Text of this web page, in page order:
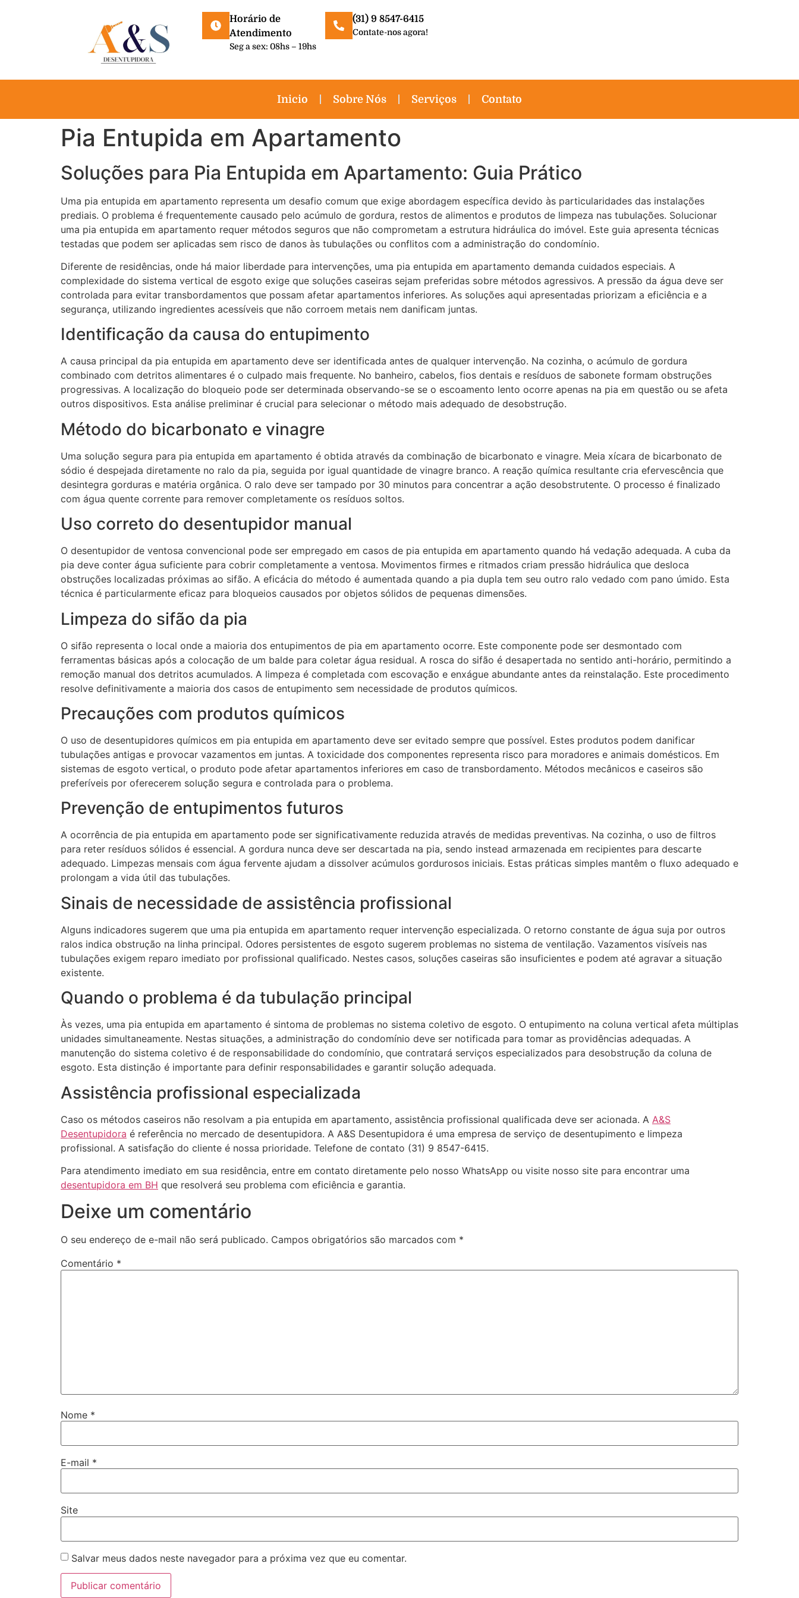
Horário de
Atendimento
Seg a sex: 08hs – 19hs
(31) 9 8547-6415
Contate-nos agora!
Inicio Sobre Nós Serviços Contato
Pia Entupida em Apartamento
Soluções para Pia Entupida em Apartamento: Guia Prático
Uma pia entupida em apartamento representa um desafio comum que exige abordagem específica devido às particularidades das instalações
prediais. O problema é frequentemente causado pelo acúmulo de gordura, restos de alimentos e produtos de limpeza nas tubulações. Solucionar
uma pia entupida em apartamento requer métodos seguros que não comprometam a estrutura hidráulica do imóvel. Este guia apresenta técnicas
testadas que podem ser aplicadas sem risco de danos às tubulações ou conflitos com a administração do condomínio.
Diferente de residências, onde há maior liberdade para intervenções, uma pia entupida em apartamento demanda cuidados especiais. A
complexidade do sistema vertical de esgoto exige que soluções caseiras sejam preferidas sobre métodos agressivos. A pressão da água deve ser
controlada para evitar transbordamentos que possam afetar apartamentos inferiores. As soluções aqui apresentadas priorizam a eficiência e a
segurança, utilizando ingredientes acessíveis que não corroem metais nem danificam juntas.
Identificação da causa do entupimento
A causa principal da pia entupida em apartamento deve ser identificada antes de qualquer intervenção. Na cozinha, o acúmulo de gordura
combinado com detritos alimentares é o culpado mais frequente. No banheiro, cabelos, fios dentais e resíduos de sabonete formam obstruções
progressivas. A localização do bloqueio pode ser determinada observando-se se o escoamento lento ocorre apenas na pia em questão ou se afeta
outros dispositivos. Esta análise preliminar é crucial para selecionar o método mais adequado de desobstrução.
Método do bicarbonato e vinagre
Uma solução segura para pia entupida em apartamento é obtida através da combinação de bicarbonato e vinagre. Meia xícara de bicarbonato de
sódio é despejada diretamente no ralo da pia, seguida por igual quantidade de vinagre branco. A reação química resultante cria efervescência que
desintegra gorduras e matéria orgânica. O ralo deve ser tampado por 30 minutos para concentrar a ação desobstrutente. O processo é finalizado
com água quente corrente para remover completamente os resíduos soltos.
Uso correto do desentupidor manual
O desentupidor de ventosa convencional pode ser empregado em casos de pia entupida em apartamento quando há vedação adequada. A cuba da
pia deve conter água suficiente para cobrir completamente a ventosa. Movimentos firmes e ritmados criam pressão hidráulica que desloca
obstruções localizadas próximas ao sifão. A eficácia do método é aumentada quando a pia dupla tem seu outro ralo vedado com pano úmido. Esta
técnica é particularmente eficaz para bloqueios causados por objetos sólidos de pequenas dimensões.
Limpeza do sifão da pia
O sifão representa o local onde a maioria dos entupimentos de pia em apartamento ocorre. Este componente pode ser desmontado com
ferramentas básicas após a colocação de um balde para coletar água residual. A rosca do sifão é desapertada no sentido anti-horário, permitindo a
remoção manual dos detritos acumulados. A limpeza é completada com escovação e enxágue abundante antes da reinstalação. Este procedimento
resolve definitivamente a maioria dos casos de entupimento sem necessidade de produtos químicos.
Precauções com produtos químicos
O uso de desentupidores químicos em pia entupida em apartamento deve ser evitado sempre que possível. Estes produtos podem danificar
tubulações antigas e provocar vazamentos em juntas. A toxicidade dos componentes representa risco para moradores e animais domésticos. Em
sistemas de esgoto vertical, o produto pode afetar apartamentos inferiores em caso de transbordamento. Métodos mecânicos e caseiros são
preferíveis por oferecerem solução segura e controlada para o problema.
Prevenção de entupimentos futuros
A ocorrência de pia entupida em apartamento pode ser significativamente reduzida através de medidas preventivas. Na cozinha, o uso de filtros
para reter resíduos sólidos é essencial. A gordura nunca deve ser descartada na pia, sendo instead armazenada em recipientes para descarte
adequado. Limpezas mensais com água fervente ajudam a dissolver acúmulos gordurosos iniciais. Estas práticas simples mantêm o fluxo adequado e
prolongam a vida útil das tubulações.
Sinais de necessidade de assistência profissional
Alguns indicadores sugerem que uma pia entupida em apartamento requer intervenção especializada. O retorno constante de água suja por outros
ralos indica obstrução na linha principal. Odores persistentes de esgoto sugerem problemas no sistema de ventilação. Vazamentos visíveis nas
tubulações exigem reparo imediato por profissional qualificado. Nestes casos, soluções caseiras são insuficientes e podem até agravar a situação
existente.
Quando o problema é da tubulação principal
Às vezes, uma pia entupida em apartamento é sintoma de problemas no sistema coletivo de esgoto. O entupimento na coluna vertical afeta múltiplas
unidades simultaneamente. Nestas situações, a administração do condomínio deve ser notificada para tomar as providências adequadas. A
manutenção do sistema coletivo é de responsabilidade do condomínio, que contratará serviços especializados para desobstrução da coluna de
esgoto. Esta distinção é importante para definir responsabilidades e garantir solução adequada.
Assistência profissional especializada
Caso os métodos caseiros não resolvam a pia entupida em apartamento, assistência profissional qualificada deve ser acionada. A A&S
Desentupidora é referência no mercado de desentupidora. A A&S Desentupidora é uma empresa de serviço de desentupimento e limpeza
profissional. A satisfação do cliente é nossa prioridade. Telefone de contato (31) 9 8547-6415.
Para atendimento imediato em sua residência, entre em contato diretamente pelo nosso WhatsApp ou visite nosso site para encontrar uma
desentupidora em BH que resolverá seu problema com eficiência e garantia.
Deixe um comentário
O seu endereço de e-mail não será publicado. Campos obrigatórios são marcados com *
Comentário *
Nome *
E-mail *
Site
Salvar meus dados neste navegador para a próxima vez que eu comentar.